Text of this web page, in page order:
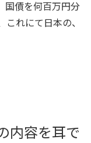
国債を何百万円分
れにて日本の、
内容を耳で